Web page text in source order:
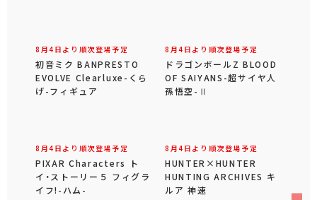
8月4日より順次登場予定
初音ミク BANPRESTO
EVOLVE Clearluxe-くら
げ-フィギュア
8月4日より順次登場予定
ドラゴンボールZ BLOOD
OF SAIYANS-超サイヤ人
孫悟空-Ⅱ
8月4日より順次登場予定
PIXAR Characters ト
イ・ストーリー５ フィグラ
イフ!-ハム-
8月4日より順次登場予定
HUNTER×HUNTER
HUNTING ARCHIVES キ
ルア 神速